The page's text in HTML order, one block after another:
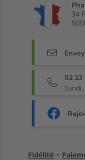
34
02 33
Fidélité •